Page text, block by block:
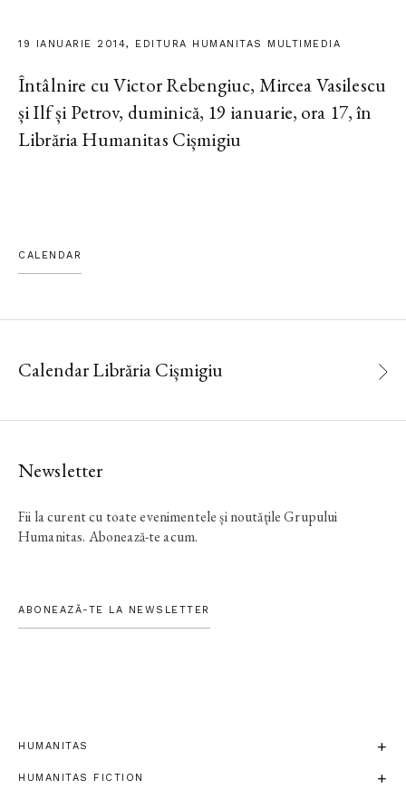
19 IANUARIE 2014, EDITURA HUMANITAS MULTIMEDIA
Întâlnire cu Victor Rebengiuc, Mircea Vasilescu
și Ilf și Petrov, duminică, 19 ianuarie, ora 17, în
Librăria Humanitas Cișmigiu
CALENDAR
Calendar Librăria Cișmigiu
Newsletter
Fii la curent cu toate evenimentele și noutățile Grupului
Humanitas. Abonează-te acum.
ABONEAZĂ-TE LA NEWSLETTER
HUMANITAS
HUMANITAS FICTION